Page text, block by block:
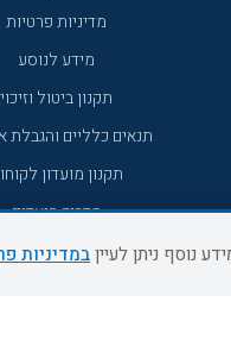
מדיניות פרטיות
מידע לנוסע
תקנון ביטול וזיכוי
תנאים כלליים והגבלת
תקנון מועדון
מדריך היעדים
במדיניות